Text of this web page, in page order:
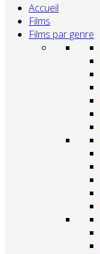
Accueil
Films
Films par genre